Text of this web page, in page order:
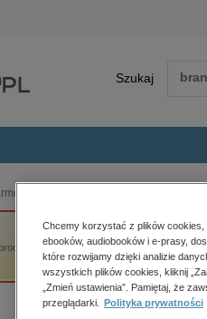
Szukaj
wnętrz
gospodarka
polityka,
inne
popularno-
historia
ebooki
„Ksiądz Pranajtis I Jego Przeciwnicy”
Chcemy korzystać z plików
ebooków, audiobooków i e-prasy,
które rozwijamy dzięki analizie
wszystkich plików cookies, kliknij
„Zmień ustawienia”. Pamiętaj, że
przeglądarki.
Polityka prywatności